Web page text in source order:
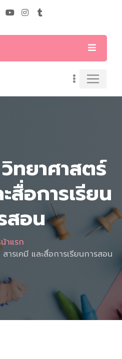
ทยาศาสตร์
สื่อการเรียน
สอน
าแรก
ารเคมี และสื่อการเรียนการสอน